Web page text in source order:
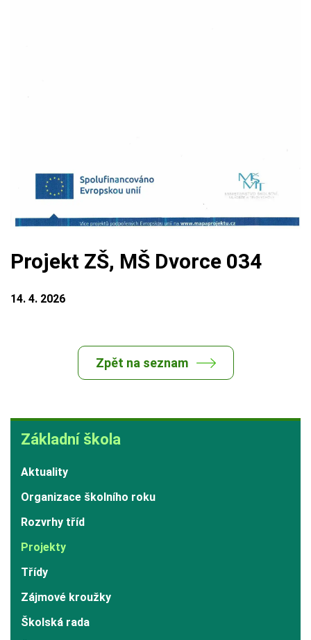
Základní
škola
Základní škola
Aktuality
Organizace školního roku
Rozvrhy tříd
Projekty
Třídy
Zájmové kroužky
Školská rada
Projekt ZŠ, MŠ Dvorce 034
14. 4. 2026
Zpět na seznam